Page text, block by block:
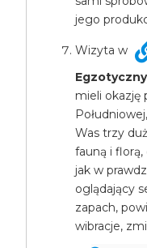
jego
Wizyta w
mieli okazję
Was trzy
fauną i
jak w
oglądający
zapach,
wibracje,